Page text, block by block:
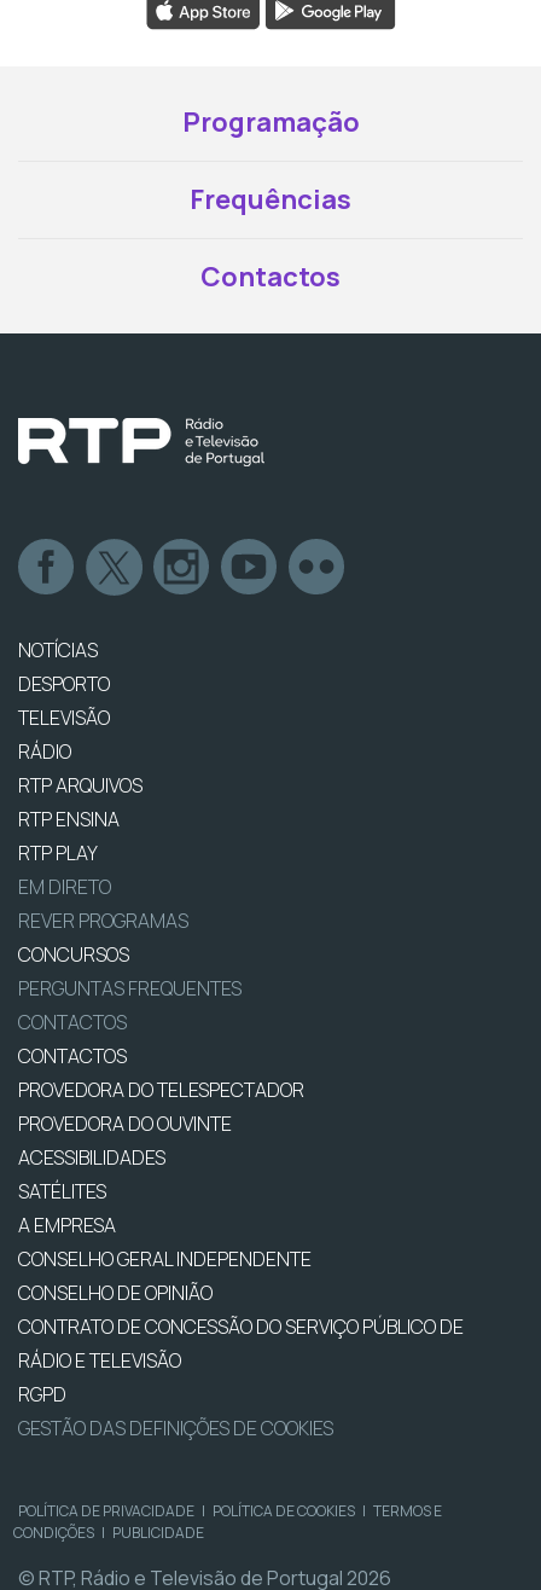
Programação
Frequências
Contactos
NOTÍCIAS
DESPORTO
TELEVISÃO
RÁDIO
RTP ARQUIVOS
RTP ENSINA
RTP PLAY
EM DIRETO
REVER PROGRAMAS
CONCURSOS
PERGUNTAS FREQUENTES
CONTACTOS
CONTACTOS
PROVEDORA DO TELESPECTADOR
PROVEDORA DO OUVINTE
ACESSIBILIDADES
SATÉLITES
A EMPRESA
CONSELHO GERAL INDEPENDENTE
CONSELHO DE OPINIÃO
CONTRATO DE CONCESSÃO DO SERVIÇO PÚBLICO DE
RÁDIO E TELEVISÃO
RGPD
GESTÃO DAS DEFINIÇÕES DE COOKIES
POLÍTICA DE PRIVACIDADE | POLÍTICA DE COOKIES | TERMOS E
CONDIÇÕES | PUBLICIDADE
© RTP, Rádio e Televisão de Portugal 2026